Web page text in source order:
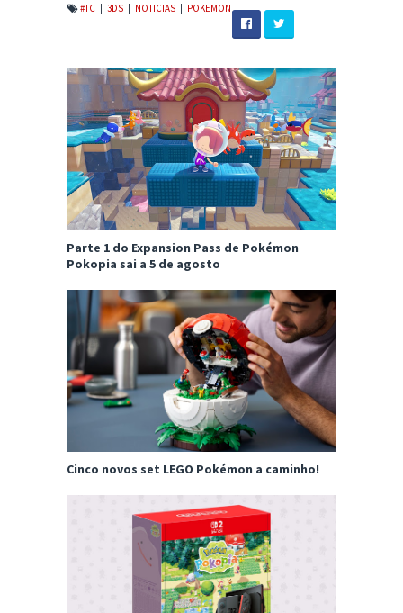
#TC 3DS NOTICIAS POKEMON
Parte 1 do Expansion Pass de Pokémon
Pokopia sai a 5 de agosto
Cinco novos set LEGO Pokémon a caminho!